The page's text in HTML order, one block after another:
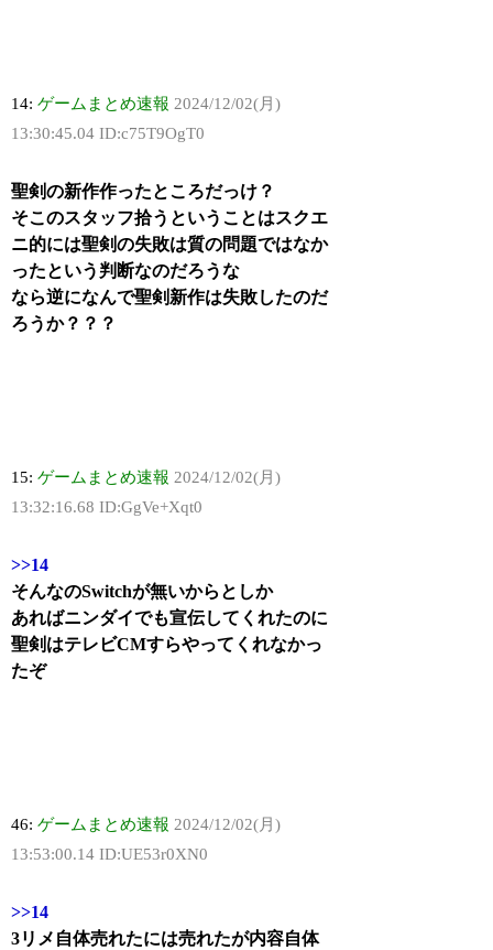
14:ゲームまとめ速報 2024/12/02(月)
13:30:45.04 ID:c75T9OgT0
聖剣の新作作ったところだっけ？
そこのスタッフ拾うということはスクエ
ニ的には聖剣の失敗は質の問題ではなか
ったという判断なのだろうな
なら逆になんで聖剣新作は失敗したのだ
ろうか？？？
15:ゲームまとめ速報 2024/12/02(月)
13:32:16.68 ID:GgVe+Xqt0
>>14
そんなのSwitchが無いからとしか
あればニンダイでも宣伝してくれたのに
聖剣はテレビCMすらやってくれなかっ
たぞ
46:ゲームまとめ速報 2024/12/02(月)
13:53:00.14 ID:UE53r0XN0
>>14
3リメ自体売れたには売れたが内容自体